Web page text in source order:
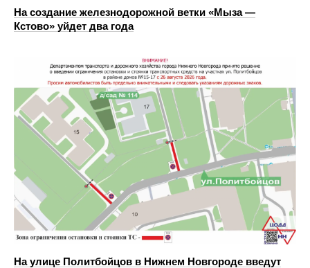
На создание железнодорожной ветки «Мыза —
Кстово» уйдет два года
На улице Политбойцов в Нижнем Новгороде введут